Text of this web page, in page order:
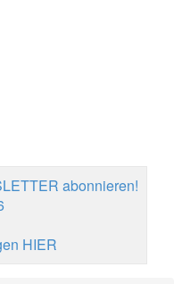
abonnieren!
HIER